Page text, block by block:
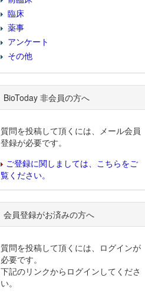
臨床
薬事
アンケート
その他
BioToday 非会員の方へ
質問を投稿して頂くには、メール会員
登録が必要です。
ご登録に関しましては、こちらをご
覧ください。
会員登録がお済みの方へ
質問を投稿して頂くには、ログインが
必要です。
下記のリンクからログインしてくださ
い。